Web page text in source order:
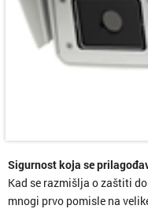
Sigurnost koja se
Kad se razmišlja o zaštiti
mnogi prvo pomisle na